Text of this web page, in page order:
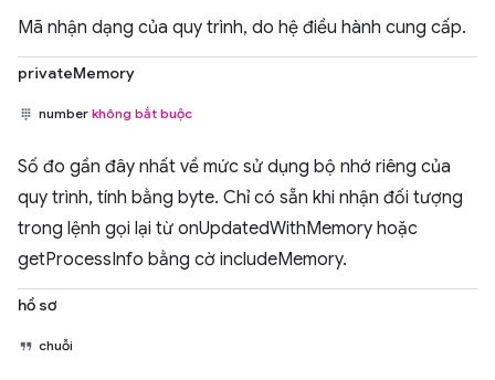
Mã nhận dạng của quy trình, do hệ điều hành cung cấp.
privateMemory
number không bắt buộc
Số đo gần đây nhất về mức sử dụng bộ nhớ riêng của
quy trình, tính bằng byte. Chỉ có sẵn khi nhận đối tượng
trong lệnh gọi lại từ onUpdatedWithMemory hoặc
getProcessInfo bằng cờ includeMemory.
hồ sơ
chuỗi